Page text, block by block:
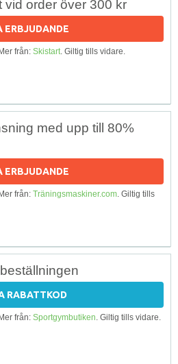
vid order över 300 kr
ERBJUDANDE
från: Skistart. Giltig tills vidare.
med upp till 80%
ERBJUDANDE
från: Träningsmaskiner.com. Giltig tills
RABATTKOD
från: Sportgymbutiken. Giltig tills vidare.